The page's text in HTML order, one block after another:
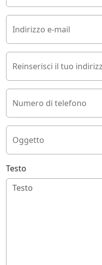
Indirizzo e-mail
Reinserisci il tuo
Numero di telefono
Oggetto
Testo